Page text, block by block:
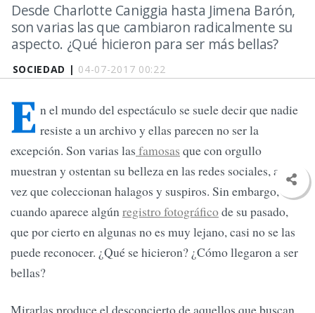
SOCIEDAD | 04-07-2017 00:22
Desde Charlotte Caniggia hasta Jimena Barón,
son varias las que cambiaron radicalmente su
aspecto. ¿Qué hicieron para ser más bellas?
E n el mundo del espectáculo se suele decir que nadie
resiste a un archivo y ellas parecen no ser la
excepción. Son varias las famosas que con orgullo
muestran y ostentan su belleza en las redes sociales, a la
vez que coleccionan halagos y suspiros. Sin embargo,
cuando aparece algúnregistro fotográficode su pasado,
que por cierto en algunas no es muy lejano, casi no se las
puede reconocer. ¿Qué se hicieron? ¿Cómo llegaron a ser
bellas?